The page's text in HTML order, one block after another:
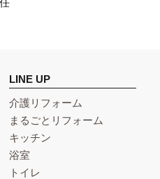
任
LINE UP
介護リフォーム
まるごとリフォーム
キッチン
浴室
トイレ